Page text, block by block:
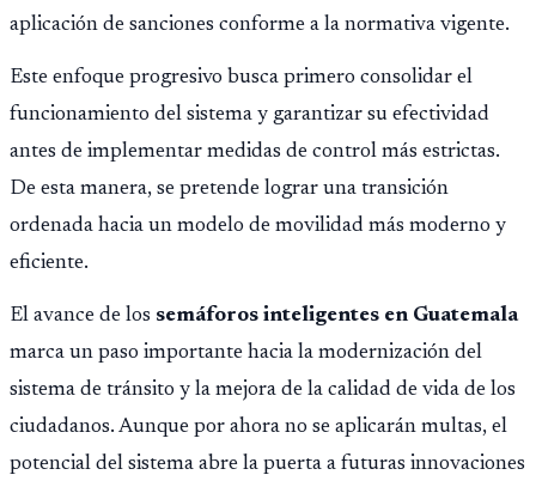
aplicación de sanciones conforme a la normativa vigente.
Este enfoque progresivo busca primero consolidar el
funcionamiento del sistema y garantizar su efectividad
antes de implementar medidas de control más estrictas.
De esta manera, se pretende lograr una transición
ordenada hacia un modelo de movilidad más moderno y
eficiente.
El avance de los semáforos inteligentes en Guatemala
marca un paso importante hacia la modernización del
sistema de tránsito y la mejora de la calidad de vida de los
ciudadanos. Aunque por ahora no se aplicarán multas, el
potencial del sistema abre la puerta a futuras innovaciones